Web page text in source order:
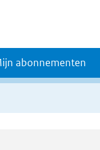
abonnementen